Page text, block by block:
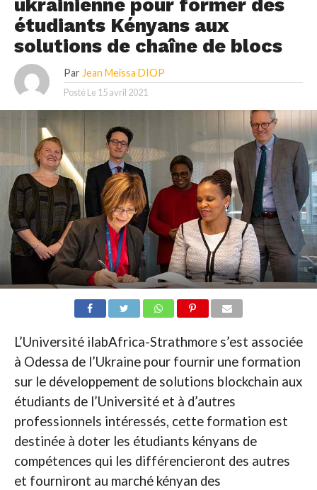
ukrainienne pour former des
étudiants Kényans aux
solutions de chaîne de blocs
Par Jean Meïssa DIOP
Posté Le 15 avril 2021
L’Université ilabAfrica-Strathmore s’est associée
à Odessa de l’Ukraine pour fournir une formation
sur le développement de solutions blockchain aux
étudiants de l’Université et à d’autres
professionnels intéressés, cette formation est
destinée à doter les étudiants kényans de
compétences qui les différencieront des autres
et fourniront au marché kényan des